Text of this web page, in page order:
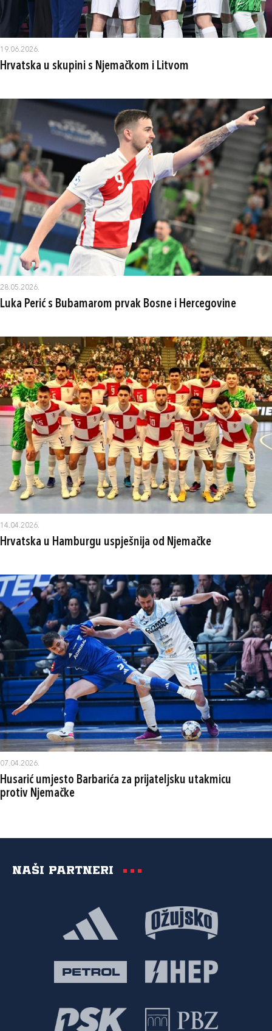
19.06.2026.
Hrvatska u skupini s Njemačkom i Litvom
28.05.2026.
Luka Perić s Bubamarom prvak Bosne i Hercegovine
14.04.2026.
Hrvatska u Hamburgu uspješnija od Njemačke
07.04.2026.
Husarić umjesto Barbarića za prijateljsku utakmicu
protiv Njemačke
Naši partneri